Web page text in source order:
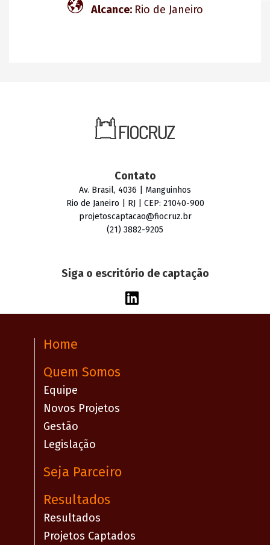
Alcance: Rio de Janeiro
Contato
Av. Brasil, 4036 | Manguinhos
Rio de Janeiro | RJ | CEP: 21040-900
projetoscaptacao@fiocruz.br
(21) 3882-9205
Siga o escritório de captação
Home
Quem Somos
Equipe
Novos Projetos
Gestão
Legislação
Seja Parceiro
Resultados
Resultados
Projetos Captados